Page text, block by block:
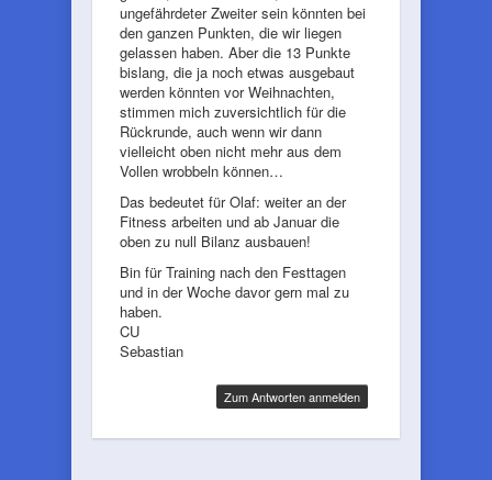
ungefährdeter Zweiter sein könnten bei
den ganzen Punkten, die wir liegen
gelassen haben. Aber die 13 Punkte
bislang, die ja noch etwas ausgebaut
werden könnten vor Weihnachten,
stimmen mich zuversichtlich für die
Rückrunde, auch wenn wir dann
vielleicht oben nicht mehr aus dem
Vollen wrobbeln können…
Das bedeutet für Olaf: weiter an der
Fitness arbeiten und ab Januar die
oben zu null Bilanz ausbauen!
Bin für Training nach den Festtagen
und in der Woche davor gern mal zu
haben.
CU
Sebastian
Zum Antworten anmelden